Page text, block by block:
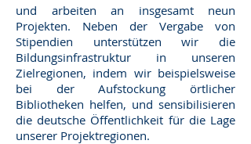
und arbeiten an insgesamt neun
Projekten. Neben der Vergabe von
Stipendien unterstützen wir die
Bildungsinfrastruktur in unseren
Zielregionen, indem wir beispielsweise
bei der Aufstockung örtlicher
Bibliotheken helfen, und sensibilisieren
die deutsche Öffentlichkeit für die Lage
unserer Projektregionen.